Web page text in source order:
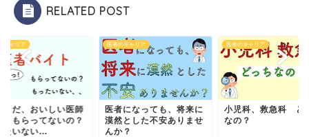
RELATED POST
キャリア
まだ、おいしい医師
トもらってないの？
たいない…
医者のキャリア
医者になっても、将来に
漠然とした不安ありませ
んか？
医者のキャリア
小児科、救急科 ど
なの？